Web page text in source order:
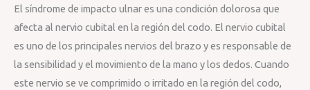
El síndrome de impacto ulnar es una condición dolorosa que
afecta al nervio cubital en la región del codo. El nervio cubital
es uno de los principales nervios del brazo y es responsable de
la sensibilidad y el movimiento de la mano y los dedos. Cuando
este nervio se ve comprimido o irritado en la región del codo,